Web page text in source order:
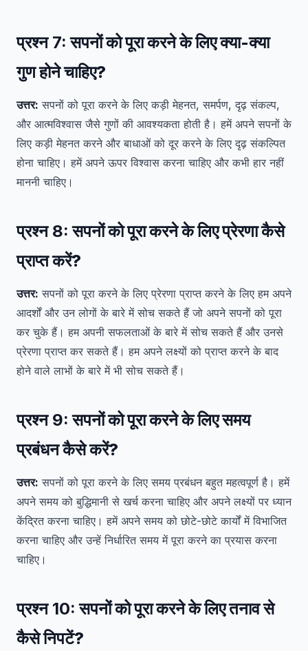
प्रश्न 7: सपनों को पूरा करने के लिए क्या-क्या
गुण होने चाहिए?
उत्तर: सपनों को पूरा करने के लिए कड़ी मेहनत, समर्पण, दृढ़ संकल्प,
और आत्मविश्वास जैसे गुणों की आवश्यकता होती है। हमें अपने सपनों के
लिए कड़ी मेहनत करने और बाधाओं को दूर करने के लिए दृढ़ संकल्पित
होना चाहिए। हमें अपने ऊपर विश्वास करना चाहिए और कभी हार नहीं
माननी चाहिए।
प्रश्न 8: सपनों को पूरा करने के लिए प्रेरणा कैसे
प्राप्त करें?
उत्तर: सपनों को पूरा करने के लिए प्रेरणा प्राप्त करने के लिए हम अपने
आदर्शों और उन लोगों के बारे में सोच सकते हैं जो अपने सपनों को पूरा
कर चुके हैं। हम अपनी सफलताओं के बारे में सोच सकते हैं और उनसे
प्रेरणा प्राप्त कर सकते हैं। हम अपने लक्ष्यों को प्राप्त करने के बाद
होने वाले लाभों के बारे में भी सोच सकते हैं।
प्रश्न 9: सपनों को पूरा करने के लिए समय
प्रबंधन कैसे करें?
उत्तर: सपनों को पूरा करने के लिए समय प्रबंधन बहुत महत्वपूर्ण है। हमें
अपने समय को बुद्धिमानी से खर्च करना चाहिए और अपने लक्ष्यों पर ध्यान
केंद्रित करना चाहिए। हमें अपने समय को छोटे-छोटे कार्यों में विभाजित
करना चाहिए और उन्हें निर्धारित समय में पूरा करने का प्रयास करना
चाहिए।
प्रश्न 10: सपनों को पूरा करने के लिए तनाव से
कैसे निपटें?